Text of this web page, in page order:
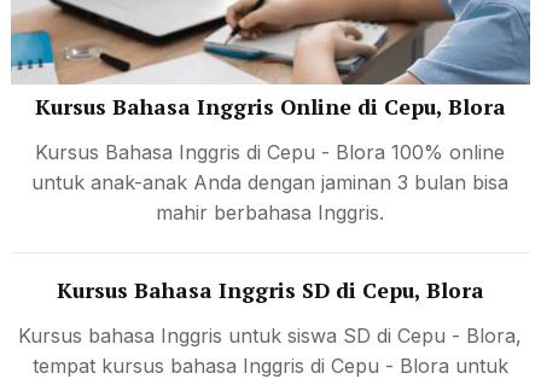
Kursus Bahasa Inggris Online di Cepu, Blora
Kursus Bahasa Inggris di Cepu - Blora 100% online
untuk anak-anak Anda dengan jaminan 3 bulan bisa
mahir berbahasa Inggris.
Kursus Bahasa Inggris SD di Cepu, Blora
Kursus bahasa Inggris untuk siswa SD di Cepu - Blora,
tempat kursus bahasa Inggris di Cepu - Blora untuk